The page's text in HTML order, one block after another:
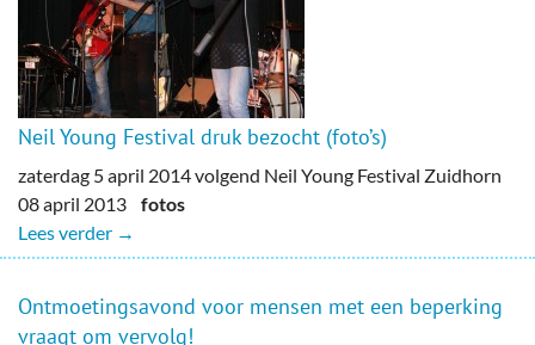
Bedrijven
Prikbord & Aanbiedingen
Neil Young Festival druk bezocht (foto’s)
zaterdag 5 april 2014 volgend Neil Young Festival Zuidhorn
08 april 2013 fotos
Lees verder →
Ontmoetingsavond voor mensen met een beperking
vraagt om vervolg!